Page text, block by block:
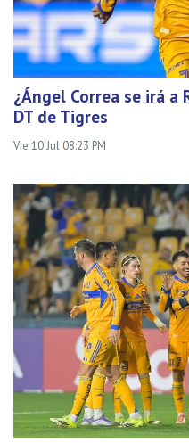
¿Ángel Correa se irá a
DT de Tigres
Vie 10 Jul 08:23 PM